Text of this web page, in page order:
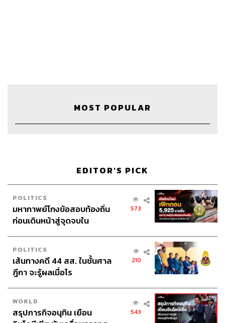
Sound Designer & Engineer กฤตพล จียะเกียรติ
Proofreader พรนภัส ชำนาญค้า
Webmasterไชยพร ศิริกลการ
Social Media Admin สุทธกิตติ์​ สุทธาวรรณกุล, ธิติกร ลิ้ม
ทองมณี, ณัฐชัย ตั้งวงศ์วิวัฒน์
Archive Officer ชริน จำปาวัน
Musicwestonemusic.com
MOST POPULAR
EDITOR'S PICK
POLITICS
มหากาพย์โกงข้อสอบท้องถิ่น
ก่อนเดินหน้าสู่จุดจบใน
573
POLITICS
เส้นทางคดี 44 สส. ในชั้นศาล
ฎีกา จะรู้ผลเมื่อไร
210
WORLD
สรุปภารกิจอนุทิน เยือน
543